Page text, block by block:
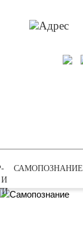
И
САМОПОЗНАНИЕ